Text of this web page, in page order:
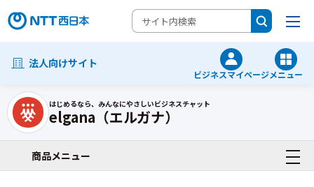
法人向けサイト
ビジネスマイページメニュー
はじめるなら、みんなにやさしいビジネスチャット
elgana（エルガナ）
業務支援サービス一覧
商品メニュー